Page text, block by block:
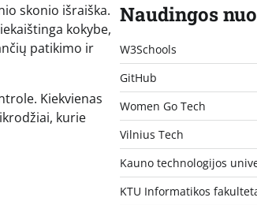
skonio išraiška.
kokybe,
patikimo ir
Kiekvienas
kurie
Naudingos
W3Schools
GitHub
Women Go Tech
Vilnius Tech
Kauno technologijos
KTU Informatikos